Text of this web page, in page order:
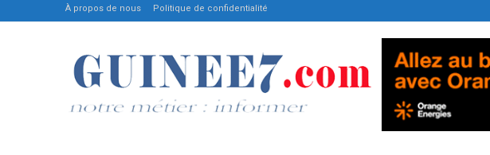
À propos de nous Politique de confidentialité